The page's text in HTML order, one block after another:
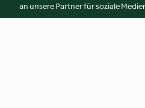
an unsere Partner für soziale